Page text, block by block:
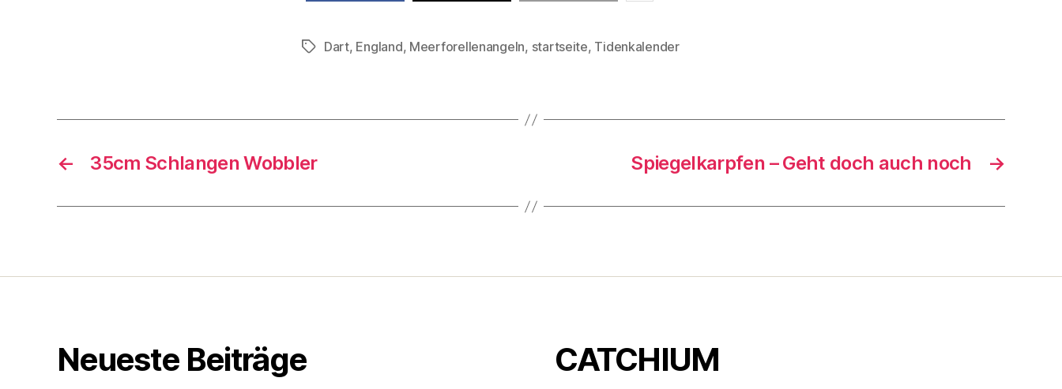
Schlagwörter
Dart, England, Meerforellenangeln, startseite, Tidenkalender
← 35cm Schlangen Wobbler →
Spiegelkarpfen – Geht doch auch noch
Neueste Beiträge CATCHIUM